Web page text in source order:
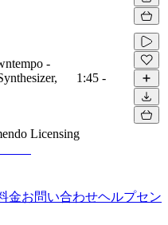
-
1:45 -
Licensing
金お問い合わせヘルプセン